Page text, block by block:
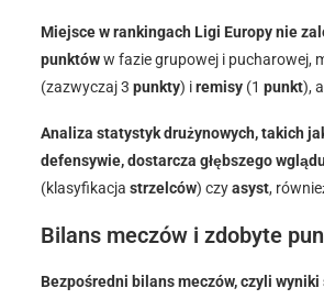
Miejsce w rankingach Ligi Europy nie
punktóww fazie grupowej i pucharowej,
(zazwyczaj 3 punkty) iremisy (1 punkt), a
Analiza statystyk drużynowych, takich
defensywie, dostarcza głębszego
(klasyfikacja strzelców) czyasyst,
Bilans meczów i zdobyte
Bezpośredni bilans meczów, czyli